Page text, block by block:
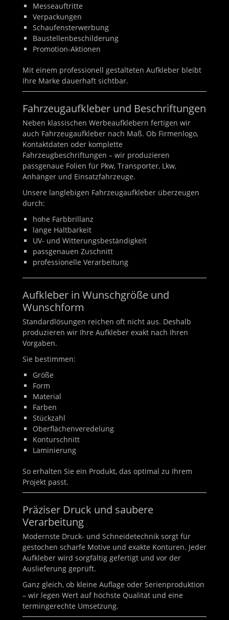
Messeauftritte
Verpackungen
Schaufensterwerbung
Baustellenbeschilderung
Promotion-Aktionen
Mit einem professionell gestalteten Aufkleber bleibt
Ihre Marke dauerhaft sichtbar.
Fahrzeugaufkleber und Beschriftungen
Neben klassischen Werbeaufklebern fertigen wir
auch Fahrzeugaufkleber nach Maß. Ob Firmenlogo,
Kontaktdaten oder komplette
Fahrzeugbeschriftungen – wir produzieren
passgenaue Folien für Pkw, Transporter, Lkw,
Anhänger und Einsatzfahrzeuge.
Unsere langlebigen Fahrzeugaufkleber überzeugen
durch:
hohe Farbbrillanz
lange Haltbarkeit
UV- und Witterungsbeständigkeit
passgenauen Zuschnitt
professionelle Verarbeitung
Aufkleber in Wunschgröße und
Wunschform
Standardlösungen reichen oft nicht aus. Deshalb
produzieren wir Ihre Aufkleber exakt nach Ihren
Vorgaben.
Sie bestimmen:
Größe
Form
Material
Farben
Stückzahl
Oberflächenveredelung
Konturschnitt
Laminierung
So erhalten Sie ein Produkt, das optimal zu Ihrem
Projekt passt.
Präziser Druck und saubere
Verarbeitung
Modernste Druck- und Schneidetechnik sorgt für
gestochen scharfe Motive und exakte Konturen. Jeder
Aufkleber wird sorgfältig gefertigt und vor der
Auslieferung geprüft.
Ganz gleich, ob kleine Auflage oder Serienproduktion
– wir legen Wert auf höchste Qualität und eine
termingerechte Umsetzung.